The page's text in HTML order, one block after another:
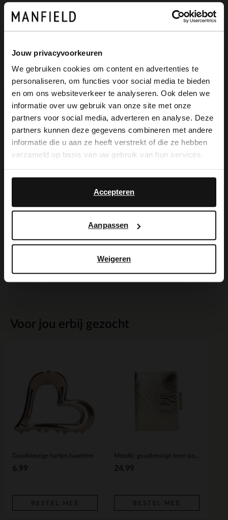
Jouw privacyvoorkeuren
We gebruiken cookies om content en advertenties te
personaliseren, om functies voor social media te bieden
en om ons websiteverkeer te analyseren. Ook delen we
informatie over uw gebruik van onze site met onze
partners voor social media, adverteren en analyse. Deze
partners kunnen deze gegevens combineren met andere
informatie die u aan ze heeft verstrekt of die ze hebben
verzameld op basis van uw gebruik van hun services.
Accepteren
Aanpassen
Weigeren
Voor jou erbij gezocht
Goudkleurige hartjes haarklem
6.99
BESTEL MEE
24.99
BESTEL MEE
Witte leren slippers van het merk No
Stress met een memory foam voetbed en
brede band over de voorvoet. We
adviseren als verzorging en bescherming
de Colonil Carbon Pro.
Alles over dit product
Maattabel
Bezorgen & retour
×
View this website in English?
It looks like your language isn't Dutch. Would
you like to switch to English?
English